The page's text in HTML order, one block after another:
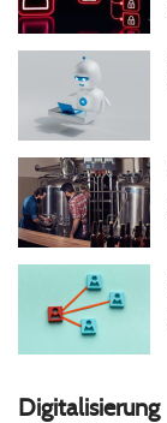
Digitalisierung